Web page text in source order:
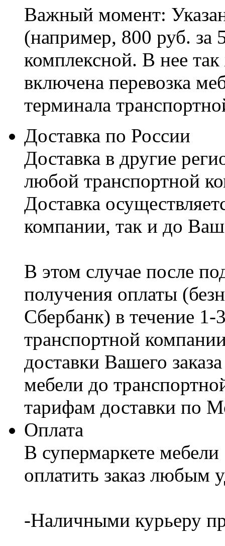
Важный момент:
(например, 800 руб. за
комплексной. В нее
включена перевозка
терминала
Доставка по России
Доставка в другие
любой транспортной
Доставка
компании, так и до
В этом случае после
получения оплаты
Сбербанк) в течение
транспортной
доставки Вашего
мебели до
тарифам доставки по
Оплата
В супермаркете
оплатить заказ любым
-Наличными курьеру